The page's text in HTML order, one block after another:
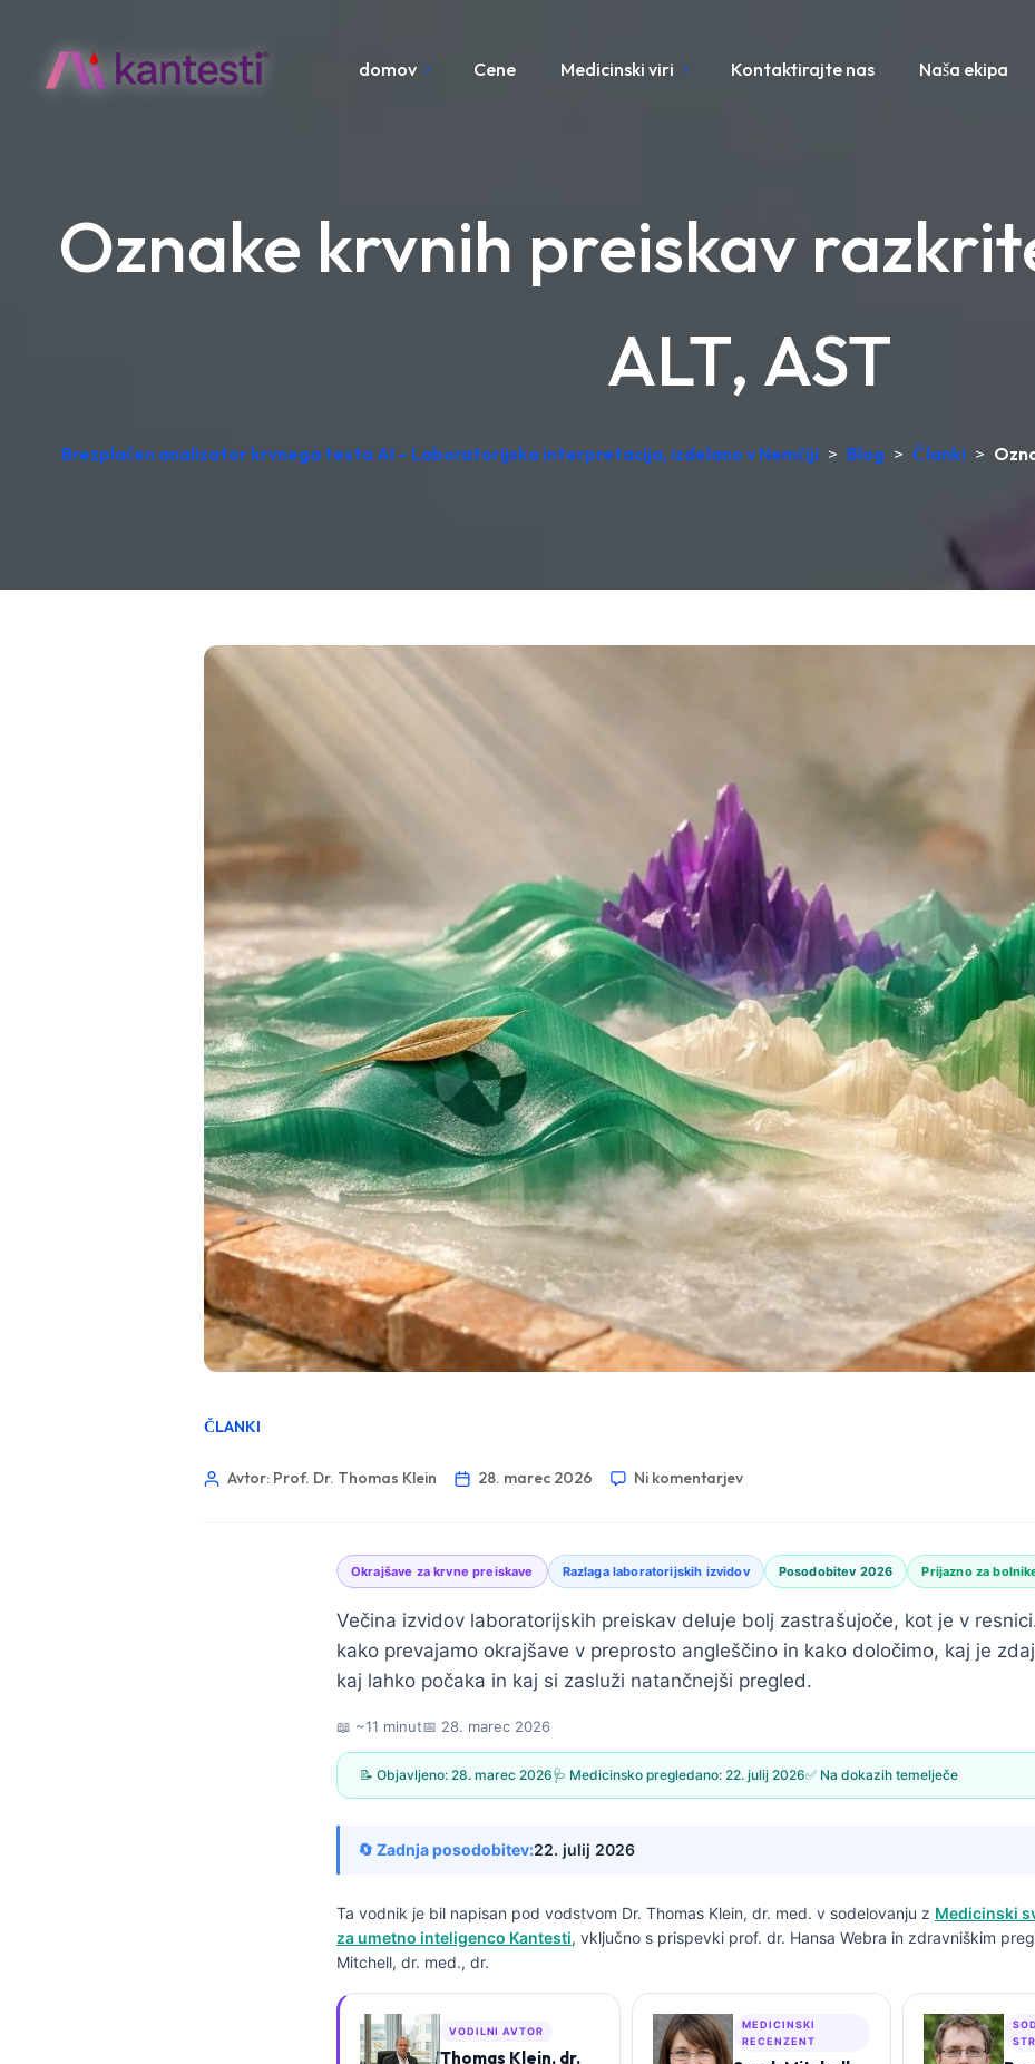
domov Cene Medicinski viri Kontaktirajte nas Naša ekipa
Oznake krvnih preiskav
ALT, AST
Brezplačen analizator krvnega testa AI – Laboratorijska interpretacija, izdelano v Nemčiji > Blog > Članki >
ČLANKI
Avtor: Prof. Dr. Thomas Klein 28. marec 2026 Ni komentarjev
Okrajšave za krvne preiskave Razlaga laboratorijskih izvidov Posodobitev 2026 Prijazno za
Večina izvidov laboratorijskih preiskav deluje bolj zastrašujoče, kot je v
kako prevajamo okrajšave v preprosto angleščino in kako določimo, kaj je
kaj lahko počaka in kaj si zasluži natančnejši pregled.
📖 ~11 minut📅 28. marec 2026
📝 Objavljeno: 28. marec 2026🩺 Medicinsko pregledano: 22. julij 2026✅ Na dokazih temelječe
🔄 Zadnja posodobitev:22. julij 2026
Ta vodnik je bil napisan pod vodstvom Dr. Thomas Klein, dr. med. v sodelovanju z Medicinski
za umetno inteligenco Kantesti, vključno s prispevki prof. dr. Hansa Webra in zdravniškim
Mitchell, dr. med., dr.
VODILNI AVTOR
Thomas Klein, dr.
MEDICINSKI
RECENZENT